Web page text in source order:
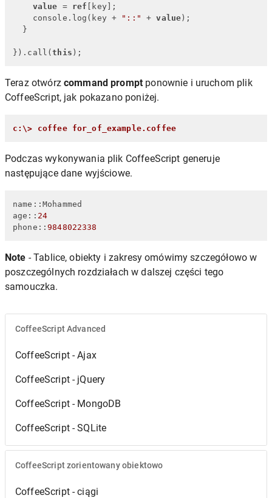
value = ref [key];
    console.log(key +
"::" + value);
  }
}).call(this );
Teraz otwórz command prompt ponownie i uruchom plik
CoffeeScript, jak pokazano poniżej.
c:\> coffee for_of_example.coffee
Podczas wykonywania plik CoffeeScript generuje
następujące dane wyjściowe.
name::Mohammed
age:: 24
phone::9848022338
Note - Tablice, obiekty i zakresy omówimy szczegółowo w
poszczególnych rozdziałach w dalszej części tego
samouczka.
CoffeeScript Advanced
CoffeeScript - Ajax
CoffeeScript - jQuery
CoffeeScript - MongoDB
CoffeeScript - SQLite
CoffeeScript zorientowany obiektowo
CoffeeScript - ciągi